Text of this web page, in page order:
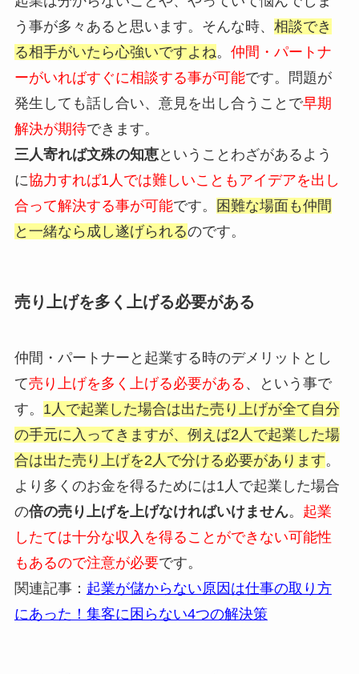
う事が多々あると思います。そんな時、 相談でき
る相手がいたら心強いですよね。 仲間・パートナ
ーがいればすぐに相談する事が可能です。問題が
発生しても話し合い、意見を出し合うことで早期
解決が期待できます。
三人寄れば文殊の知恵ということわざがあるよう
に協力すれば1人では難しいこともアイデアを出し
合って解決する事が可能です。
困難な場面も仲間
と一緒なら成し遂げられるのです。
売り上げを多く上げる必要がある
仲間・パートナーと起業する時のデメリットとし
て売り上げを多く上げる必要がある 、という事で
す。 1人で起業した場合は出た売り上げが全て自分
の手元に入ってきますが、例えば2人で起業した場
合は出た売り上げを2人で分ける必要があります。
より多くのお金を得るためには1人で起業した場合
の倍の売り上げを上げなければいけません。 起業
したては十分な収入を得ることができない可能性
もあるので注意が必要です。
関連記事： 起業が儲からない原因は仕事の取り方
にあった！集客に困らない4つの解決策